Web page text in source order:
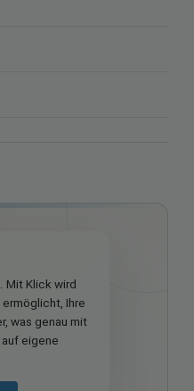
Mit Klick wird
Ihre
was genau mit
eigene